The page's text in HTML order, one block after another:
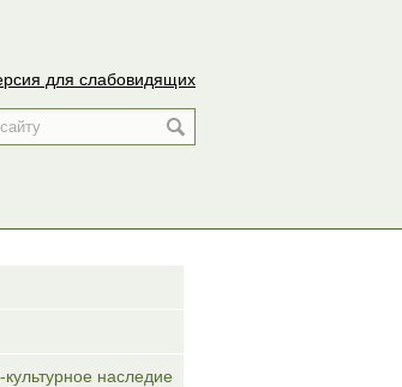
для слабовидящих
культурное наследие